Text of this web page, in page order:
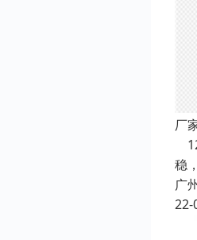
厂
稳
广
22-